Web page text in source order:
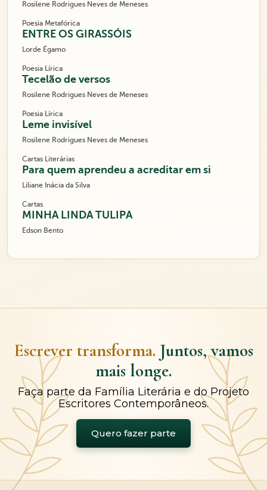
Rosilene Rodrigues Neves de Meneses
Poesia Metafórica
ENTRE OS GIRASSÓIS
Lorde Égamo
Poesia Lírica
Tecelão de versos
Rosilene Rodrigues Neves de Meneses
Poesia Lírica
Leme invisível
Rosilene Rodrigues Neves de Meneses
Cartas Literárias
Para quem aprendeu a acreditar em si
Liliane Inácia da Silva
Cartas
MINHA LINDA TULIPA
Edson Bento
Escrever transforma. Juntos, vamos
mais longe.
Faça parte da Família Literária e do Projeto
Escritores Contemporâneos.
Quero fazer parte